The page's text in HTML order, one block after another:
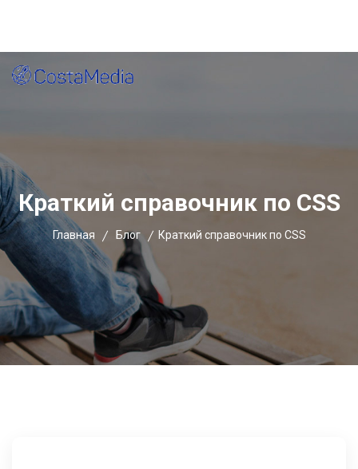
Главная
Оставить заявку
Краткий справочник по CSS
Главная Блог Краткий справочник по CSS